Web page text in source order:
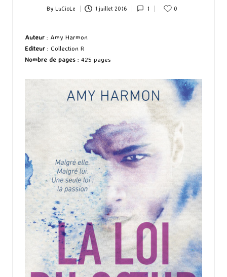
Posted
By LuCioLe 1 juillet 2016 1 0
Auteur : Amy Harmon
Editeur : Collection R
Nombre de pages : 425 pages